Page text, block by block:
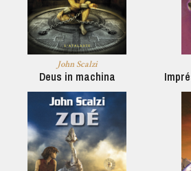
John Scalzi
Deus in machina